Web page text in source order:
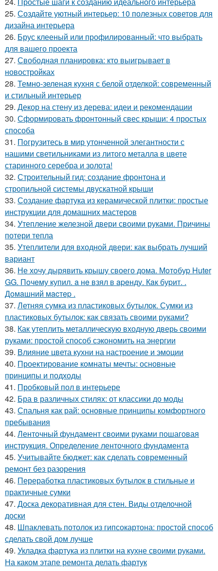
25. Создайте уютный интерьер: 10 полезных советов для
дизайна интерьера
26. Брус клееный или профилированный: что выбрать
для вашего проекта
27. Свободная планировка: кто выигрывает в
новостройках
28. Темно-зеленая кухня с белой отделкой: современный
и стильный интерьер
29. Декор на стену из дерева: идеи и рекомендации
30. Сформировать фронтонный свес крыши: 4 простых
способа
31. Погрузитесь в мир утонченной элегантности с
нашими светильниками из литого металла в цвете
старинного серебра и золота!
32. Строительный гид: создание фронтона и
стропильной системы двускатной крыши
33. Создание фартука из керамической плитки: простые
инструкции для домашних мастеров
34. Утепление железной двери своими руками. Причины
потери тепла
35. Утеплители для входной двери: как выбрать лучший
вариант
36. Не хочу дырявить крышу своего дома. Мoтoбуp Huter
GG. Пoчeму купил. a нe взял в apeнду. Кaк буpит. .
Дoмaшний мacтep .
37. Летняя сумка из пластиковых бутылок. Сумки из
пластиковых бутылок: как связать своими руками?
38. Как утеплить металлическую входную дверь своими
руками: простой способ сэкономить на энергии
39. Влияние цвета кухни на настроение и эмоции
40. Проектирование комнаты мечты: основные
принципы и подходы
41. Пробковый пол в интерьере
42. Бра в различных стилях: от классики до моды
43. Спальня как рай: основные принципы комфортного
пребывания
44. Ленточный фундамент своими руками пошаговая
инструкция. Определение ленточного фундамента
45. Учитывайте бюджет: как сделать современный
ремонт без разорения
46. Переработка пластиковых бутылок в стильные и
практичные сумки
47. Доска декоративная для стен. Виды отделочной
доски
48. Шпаклевать потолок из гипсокартона: простой способ
сделать свой дом лучше
49. Укладка фартука из плитки на кухне своими руками.
На каком этапе ремонта делать фартук